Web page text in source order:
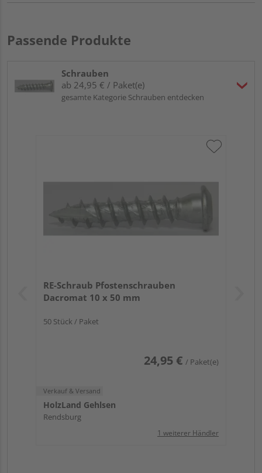
Passende Produkte
Schrauben
ab 24,95 € / Paket(e)
gesamte Kategorie Schrauben entdecken
RE-Schraub Pfostenschrauben
Dacromat 10 x 50 mm
50 Stück / Paket
24,95 € / Paket(e)
Verkauf & Versand
HolzLand Gehlsen
Rendsburg
1 weiterer Händler